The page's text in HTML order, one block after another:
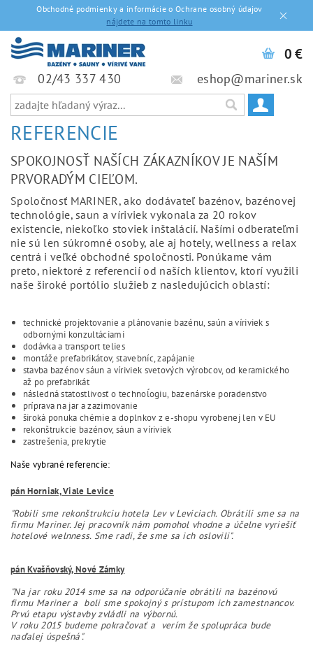
Obchodné podmienky a informácie o Ochrane osobný údajov
nájdete na tomto linku
02/43 337 430 eshop@mariner.sk
0 €
REFERENCIE
SPOKOJNOSŤ NAŠÍCH ZÁKAZNÍKOV JE NAŠÍM
PRVORADÝM CIEĽOM.
Spoločnosť MARINER, ako dodávateľ bazénov, bazénovej
technológie, saun a víriviek vykonala za 20 rokov
existencie, niekoľko stoviek inštalácií. Našími odberateľmi
nie sú len súkromné osoby, ale aj hotely, wellness a relax
centrá i veľké obchodné spoločnosti. Ponúkame vám
preto, niektoré z referencií od naších klientov, ktorí využili
naše široké portólio služieb z nasledujúcich oblastí:
technické projektovanie a plánovanie bazénu, saún a víriviek s
odbornými konzultáciami
dodávka a transport telies
montáže prefabrikátov, stavebníc, zapájanie
stavba bazénov sáun a víriviek svetových výrobcov, od keramického
až po prefabrikát
následná statostlivosť o technoĺogiu, bazenárske poradenstvo
príprava na jar a zazimovanie
široká ponuka chémie a doplnkov z e-shopu vyrobenej len v EU
rekonštrukcie bazénov, sáun a víriviek
zastrešenia, prekrytie
Naše vybrané referencie:
pán Horniak, Viale Levice
"Robili sme rekonštrukciu hotela Lev v Leviciach. Obrátili sme sa na
firmu Mariner. Jej pracovník nám pomohol vhodne a účelne vyriešiť
hotelové welnness. Sme radi, že sme sa ich oslovili".
pán Kvašňovský, Nové Zámky
"Na jar roku 2014 sme sa na odporúčanie obrátili na bazénovú
firmu Mariner a boli sme spokojný s prístupom ich zamestnancov.
Prvú etapu výstavby zvládli na výbornú.
V roku 2015 budeme pokračovať a verím že spolupráca bude
naďalej úspešná".